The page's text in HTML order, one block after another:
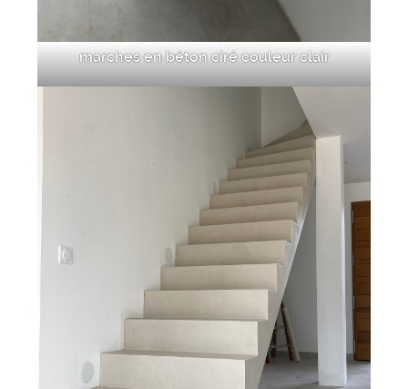
marches en béton ciré couleur clair